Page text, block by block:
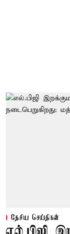
தேசிய செய்திகள்